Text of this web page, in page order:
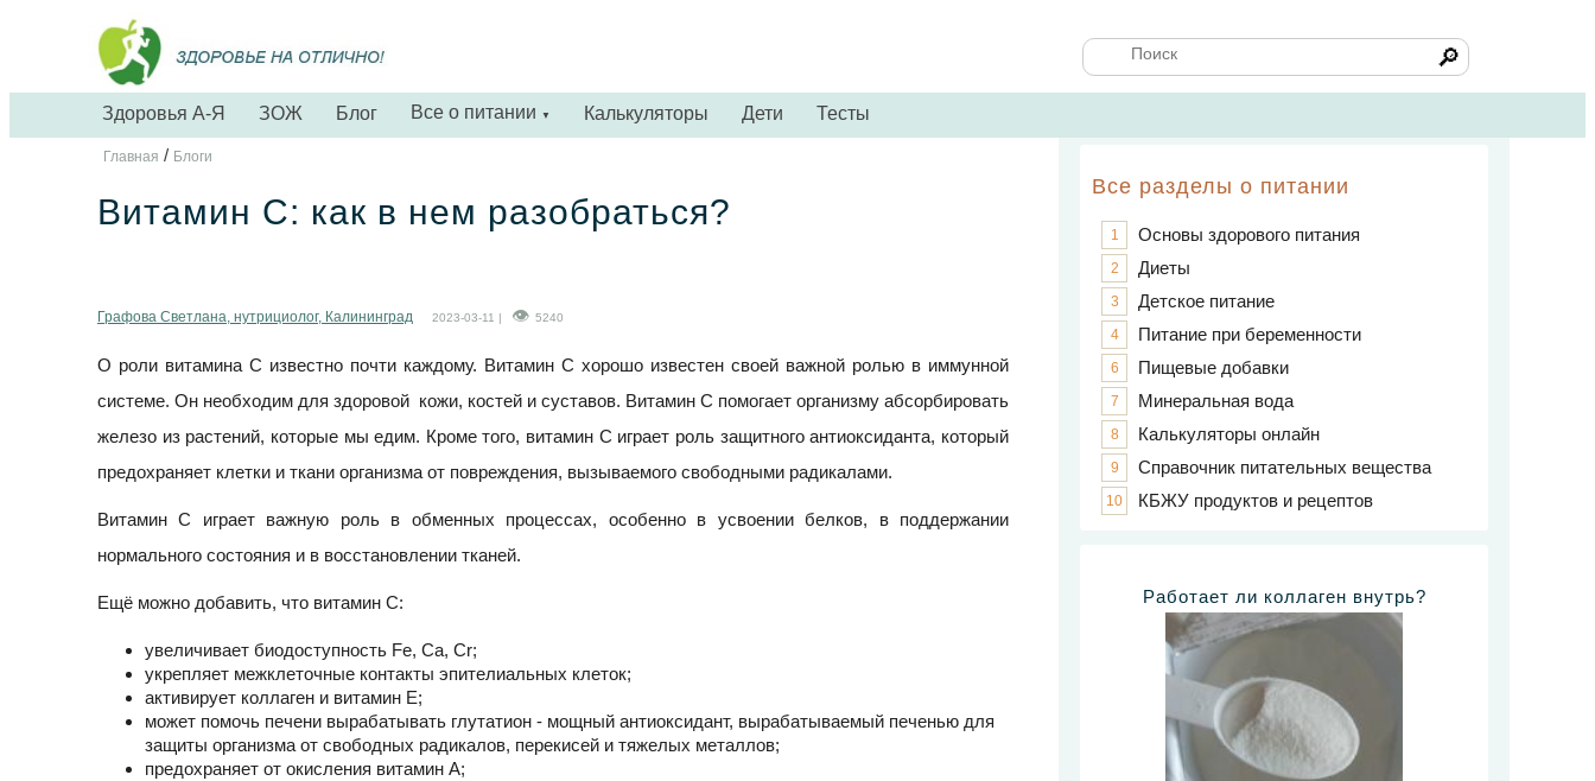
🔎
Здоровья А-Я ЗОЖ Блог Все о питании ▼ Калькуляторы Дети Тесты
Главная / Блоги
Витамин С: как в нем разобраться?
Графова Светлана, нутрициолог, Калининград 2023-03-11 | 5240
О роли витамина C известно почти каждому. Витамин С хорошо известен своей важной ролью в иммунной
системе. Он необходим для здоровой кожи, костей и суставов. Витамин С помогает организму абсорбировать
железо из растений, которые мы едим. Кроме того, витамин С играет роль защитного антиоксиданта, который
предохраняет клетки и ткани организма от повреждения, вызываемого свободными радикалами.
Витамин С играет важную роль в обменных процессах, особенно в усвоении белков, в поддержании
нормального состояния и в восстановлении тканей.
Ещё можно добавить, что витамин С:
увеличивает биодоступность Fe, Ca, Cr;
укрепляет межклеточные контакты эпителиальных клеток;
активирует коллаген и витамин E;
может помочь печени вырабатывать глутатион - мощный антиоксидант, вырабатываемый печенью для
защиты организма от свободных радикалов, перекисей и тяжелых металлов;
предохраняет от окисления витамин А;
Все разделы о питании
1 Основы здорового питания
2 Диеты
3 Детское питание
4 Питание при беременности
6 Пищевые добавки
7 Минеральная вода
8 Калькуляторы онлайн
9 Справочник питательных вещества
10 КБЖУ продуктов и рецептов
Работает ли коллаген внутрь?